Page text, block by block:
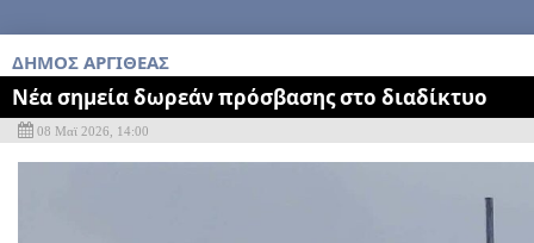
ΔΗΜΟΣ ΑΡΓΙΘΕΑΣ
Νέα σημεία δωρεάν πρόσβασης στο διαδίκτυο
08 Μαϊ 2026, 14:00